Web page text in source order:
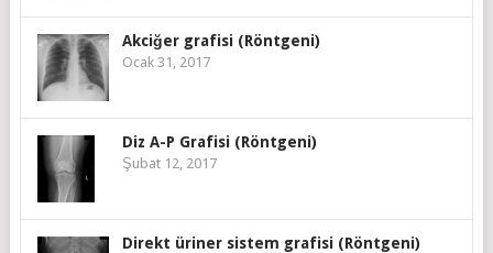
Akciğer grafisi (Röntgeni)
Ocak 31, 2017
Diz A-P Grafisi (Röntgeni)
Şubat 12, 2017
Direkt üriner sistem grafisi (Röntgeni)